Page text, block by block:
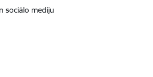
sociālo mediju